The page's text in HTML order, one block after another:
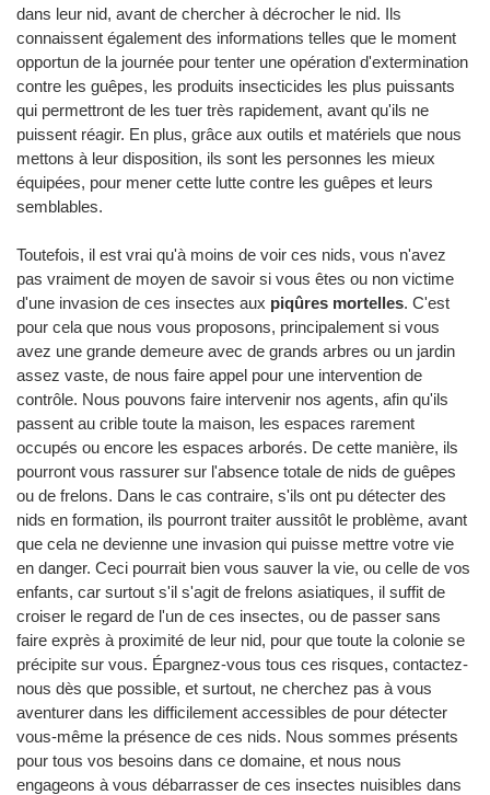
dans leur nid, avant de chercher à décrocher le nid. Ils
connaissent également des informations telles que le moment
opportun de la journée pour tenter une opération d'extermination
contre les guêpes, les produits insecticides les plus puissants
qui permettront de les tuer très rapidement, avant qu'ils ne
puissent réagir. En plus, grâce aux outils et matériels que nous
mettons à leur disposition, ils sont les personnes les mieux
équipées, pour mener cette lutte contre les guêpes et leurs
semblables.
Toutefois, il est vrai qu'à moins de voir ces nids, vous n'avez
pas vraiment de moyen de savoir si vous êtes ou non victime
d'une invasion de ces insectes aux piqûres mortelles. C'est
pour cela que nous vous proposons, principalement si vous
avez une grande demeure avec de grands arbres ou un jardin
assez vaste, de nous faire appel pour une intervention de
contrôle. Nous pouvons faire intervenir nos agents, afin qu'ils
passent au crible toute la maison, les espaces rarement
occupés ou encore les espaces arborés. De cette manière, ils
pourront vous rassurer sur l'absence totale de nids de guêpes
ou de frelons. Dans le cas contraire, s'ils ont pu détecter des
nids en formation, ils pourront traiter aussitôt le problème, avant
que cela ne devienne une invasion qui puisse mettre votre vie
en danger. Ceci pourrait bien vous sauver la vie, ou celle de vos
enfants, car surtout s'il s'agit de frelons asiatiques, il suffit de
croiser le regard de l'un de ces insectes, ou de passer sans
faire exprès à proximité de leur nid, pour que toute la colonie se
précipite sur vous. Épargnez-vous tous ces risques, contactez-
nous dès que possible, et surtout, ne cherchez pas à vous
aventurer dans les difficilement accessibles de pour détecter
vous-même la présence de ces nids. Nous sommes présents
pour tous vos besoins dans ce domaine, et nous nous
engageons à vous débarrasser de ces insectes nuisibles dans